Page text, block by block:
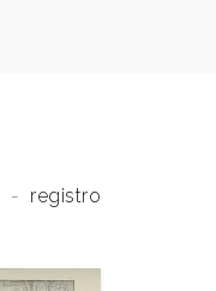
- registro